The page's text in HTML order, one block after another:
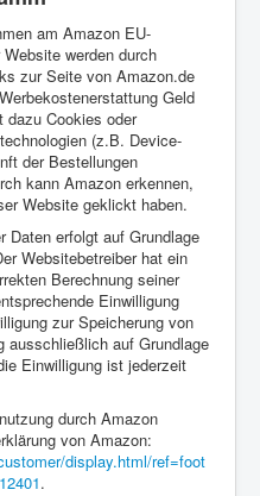
am Amazon EU-
werden durch
zur Seite von Amazon.de
Geld
dazu Cookies oder
(z.B. Device-
der Bestellungen
kann Amazon erkennen,
Website geklickt haben.
Daten erfolgt auf Grundlage
Websitebetreiber hat ein
Berechnung seiner
Einwilligung
zur Speicherung von
ausschließlich auf Grundlage
Einwilligung ist jederzeit
durch Amazon
von Amazon:
display.html/ref=foot
.